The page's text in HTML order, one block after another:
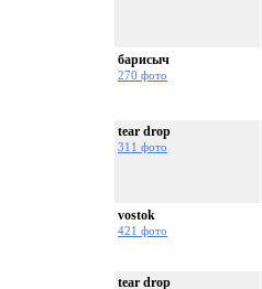
барисыч
270 фото
tear drop
311 фото
vostok
421 фото
tear drop